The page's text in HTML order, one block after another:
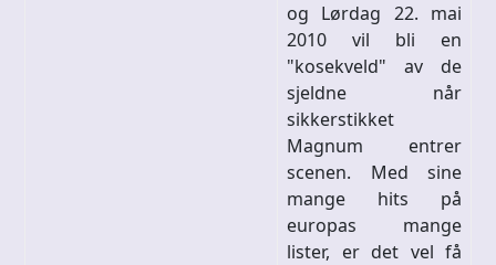
og Lørdag 22. mai
2010 vil bli en
"kosekveld" av de
sjeldne når
sikkerstikket
Magnum entrer
scenen. Med sine
mange hits på
europas mange
lister, er det vel få